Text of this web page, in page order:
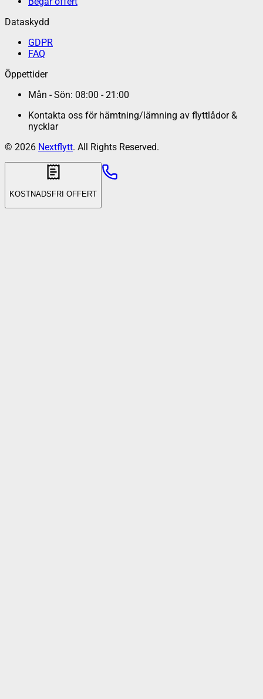
Dataskydd
GDPR
FAQ
Öppettider
Mån - Sön: 08:00 - 21:00
Kontakta oss för hämtning/lämning av flyttlådor &
nycklar
© 2026 Nextflytt. All Rights Reserved.
KOSTNADSFRI OFFERT